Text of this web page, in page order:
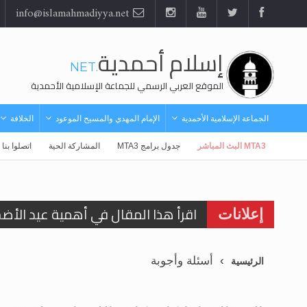
إسلام أحمدية.NET
الموقع العربي الرسمي للجماعة الإسلامية الأحمدية
الجماعة الإسلامية الأحمدية الإمام المهدي والمسيح الموعود الخلافة
MTA3 البث المباشر جدول برامج MTA3 المشاركة الحية اتصلوا بنا
إعلانات
اقرأ هذا المقال في أهمية عيد
اقرأ هذا المقال في أهمية عيد
الحجّ.. دلالات، حِكم، وأهداف >> المزيد
الرئيسية أسئلة وأجوبة